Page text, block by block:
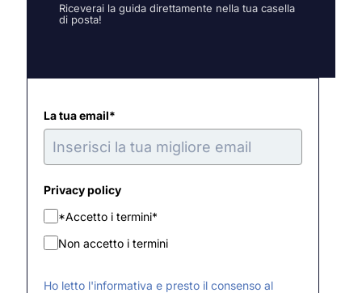
Riceverai la guida direttamente nella tua casella
di posta!
La tua email*
Privacy policy
*Accetto i termini*
Non accetto i termini
Ho letto l'informativa e presto il consenso al